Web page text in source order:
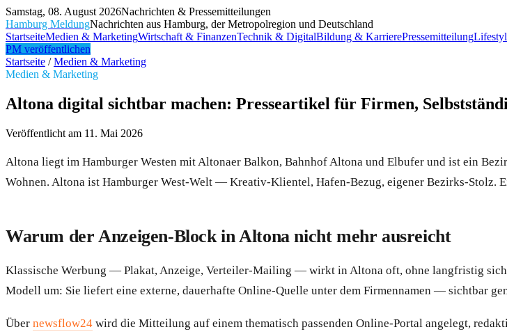
Samstag, 08. August 2026Nachrichten & Pressemitteilungen
Hamburg MeldungNachrichten aus Hamburg, der Metropolregion und Deutschland
StartseiteMedien & MarketingWirtschaft & FinanzenTechnik & DigitalBildung & KarrierePressemitteilung
PM veröffentlichen
Startseite /Medien & Marketing
Medien & Marketing
Altona digital sichtbar machen: Presseartikel für Firmen,
Veröffentlicht am 11. Mai 2026
Altona liegt im Hamburger Westen mit Altonaer Balkon, Bahnhof Altona und Elbufer und ist ein
Wohnen. Altona ist Hamburger West-Welt — Kreativ-Klientel, Hafen-Bezug, eigener Bezirks-Stolz.
Warum der Anzeigen-Block in Altona nicht mehr ausreicht
Klassische Werbung — Plakat, Anzeige, Verteiler-Mailing — wirkt in Altona oft, ohne langfristig
Modell um: Sie liefert eine externe, dauerhafte Online-Quelle unter dem Firmennamen — sichtbar
Über newsflow24 wird die Mitteilung auf einem thematisch passenden Online-Portal angelegt,